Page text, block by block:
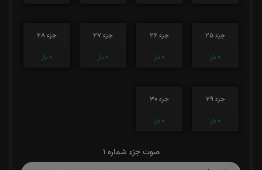
جزء 25
0 بار
جزء 26
0 بار
جزء 27
0 بار
جزء 28
0 بار
جزء 29
0 بار
جزء 30
0 بار
صوت جزء شماره 1